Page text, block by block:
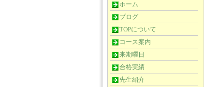
ホーム
ブログ
TOPについて
コース案内
来期曜日
合格実績
先生紹介